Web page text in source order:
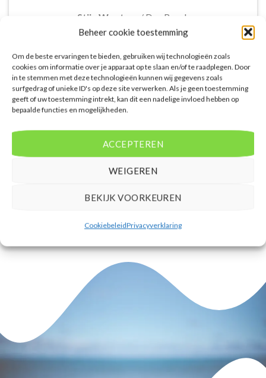
Beheer cookie toestemming
Om de beste ervaringen te bieden, gebruiken wij technologieën zoals
cookies om informatie over je apparaat op te slaan en/of te raadplegen. Door
in te stemmen met deze technologieën kunnen wij gegevens zoals
surfgedrag of unieke ID's op deze site verwerken. Als je geen toestemming
geeft of uw toestemming intrekt, kan dit een nadelige invloed hebben op
bepaalde functies en mogelijkheden.
ACCEPTEREN
WEIGEREN
BEKIJK VOORKEUREN
CookiebeleidPrivacyverklaring
Stijn Wouters / Den Bosch
De aangeboden pakketreizen op de website zijn
handig voor reizigers die graag alles in één keer
regelen. Het aanbod varieert van budget, luxe tot
gezinsvriendelijke vakanties. De pakketten
omvatten accommodatie, vluchten en transfer.
Daarnaast ben ik verrast door de rijke inhoud en
heeft.